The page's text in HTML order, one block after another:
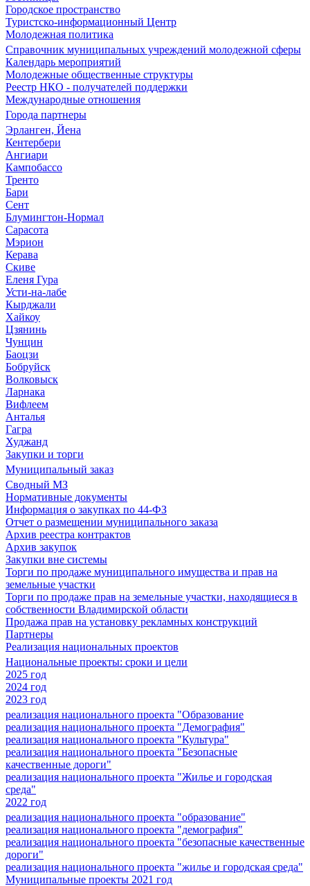
Городское пространство
Туристско-информационный Центр
Молодежная политика
Справочник муниципальных учреждений молодежной сферы
Календарь мероприятий
Молодежные общественные структуры
Реестр НКО - получателей поддержки
Международные отношения
Города партнеры
Эрланген, Йена
Кентербери
Ангиари
Кампобассо
Тренто
Бари
Сент
Блумингтон-Нормал
Сарасота
Мэрион
Керава
Скиве
Еленя Гура
Усти-на-лабе
Кырджали
Хайкоу
Цзянинь
Чунцин
Баоцзи
Бобруйск
Волковыск
Ларнака
Вифлеем
Анталья
Гагра
Худжанд
Закупки и торги
Муниципальный заказ
Сводный МЗ
Нормативные документы
Информация о закупках по 44-ФЗ
Отчет о размещении муниципального заказа
Архив реестра контрактов
Архив закупок
Закупки вне системы
Торги по продаже муниципального имущества и прав на
земельные участки
Торги по продаже прав на земельные участки, находящиеся в
собственности Владимирской области
Продажа прав на установку рекламных конструкций
Партнеры
Реализация национальных проектов
Национальные проекты: сроки и цели
2025 год
2024 год
2023 год
реализация национального проекта "Образование
реализация национального проекта "Демография"
реализация национального проекта "Культура"
реализация национального проекта "Безопасные
качественные дороги"
реализация национального проекта "Жилье и городская
среда"
2022 год
реализация национального проекта "образование"
реализация национального проекта "демография"
реализация национального проекта "безопасные качественные
дороги"
реализация национального проекта "жилье и городская среда"
Муниципальные проекты 2021 год